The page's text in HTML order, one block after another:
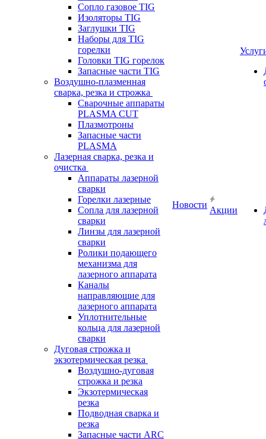
Сопло газовое TIG
Изоляторы TIG
Заглушки TIG
Наборы для TIG
горелки
Головки TIG горелок
Запасные части TIG
Воздушно-плазменная
сварка, резка и строжка
Сварочные аппараты
PLASMA CUT
Плазмотроны
Запасные части
PLASMA
Лазерная сварка, резка и
очистка
Аппараты лазерной
сварки
Горелки лазерные
Сопла для лазерной
сварки
Линзы для лазерной
сварки
Ролики подающего
механизма для
лазерного аппарата
Каналы
направляющие для
лазерного аппарата
Уплотнительные
кольца для лазерной
сварки
Дуговая строжка и
экзотермическая резка
Воздушно-дуговая
строжка и резка
Экзотермическая
резка
Подводная сварка и
резка
Запасные части ARC
Новости
Акции